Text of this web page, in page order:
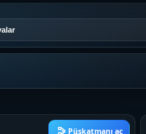
Püşkatmanı aç